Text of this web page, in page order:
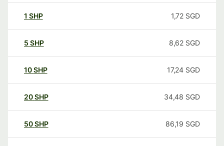
1 SHP 1,72 SGD
5 SHP 8,62 SGD
10SHP 17,24 SGD
20SHP 34,48 SGD
50SHP 86,19 SGD